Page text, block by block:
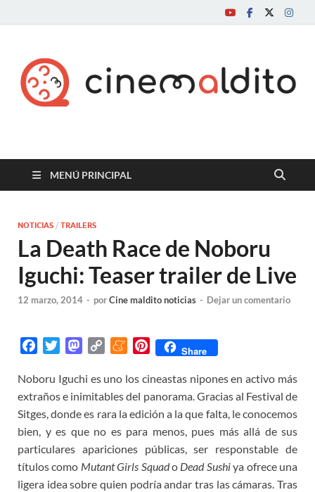
Cine maldito
MENÚ PRINCIPAL
NOTICIAS / TRAILERS
La Death Race de Noboru
Iguchi: Teaser trailer de Live
12 marzo, 2014 - porCine maldito noticias - Dejar un comentario
c
e
b
o
o
k
i
t
t
e
r
M
s
t
o
d
o
n
p
y
L
i
n
k
M
n
e
a
m
e
P
n
t
e
r
e
s
t
Share
Noboru Iguchi es uno los cineastas nipones en activo más
extraños e inimitables del panorama. Gracias al Festival de
Sitges, donde es rara la edición a la que falta, le conocemos
bien, y es que no es para menos, pues más allá de sus
particulares apariciones públicas, ser responstable de
títulos como Mutant Girls Squado Dead Sushiya ofrece una
ligera idea sobre quien podría andar tras las cámaras. Tras